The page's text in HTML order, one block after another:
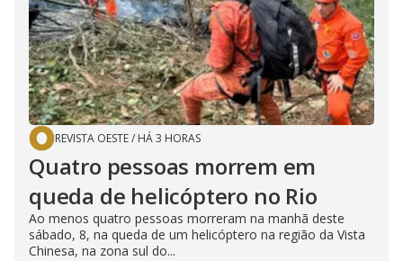
REVISTA OESTE/ HÁ 3 HORAS
Quatro pessoas morrem em
queda de helicóptero no Rio
Ao menos quatro pessoas morreram na manhã deste
sábado, 8, na queda de um helicóptero na região da Vista
Chinesa, na zona sul do...